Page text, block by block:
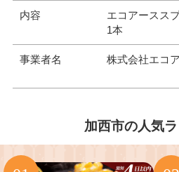
内容
エコアースス
1本
事業者名 株式会社エコ
加西市の人気